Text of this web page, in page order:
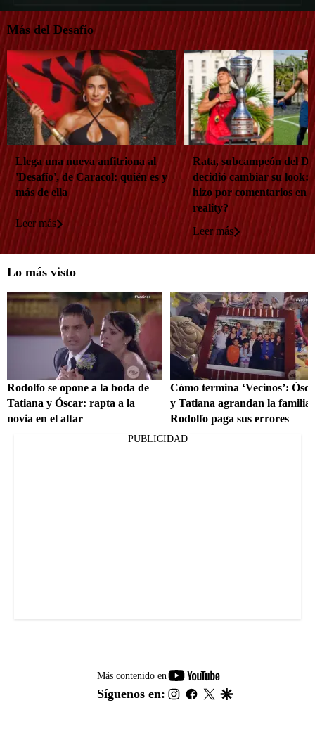
Más del Desafío
Llega una nueva anfitriona al
'Desafío', de Caracol: quién es y
más de ella
Leer más
Rata, subcampeón del
decidió cambiar su look:
hizo por comentarios en
reality?
Leer más
Lo más visto
Rodolfo se opone a la boda de
Tatiana y Óscar: rapta a la
novia en el altar
Cómo termina ‘Vecinos’:
y Tatiana agrandan la familia
Rodolfo paga sus errores
PUBLICIDAD
Más contenido en
youtube-
footer
Síguenos en: instagram
facebook
twitter